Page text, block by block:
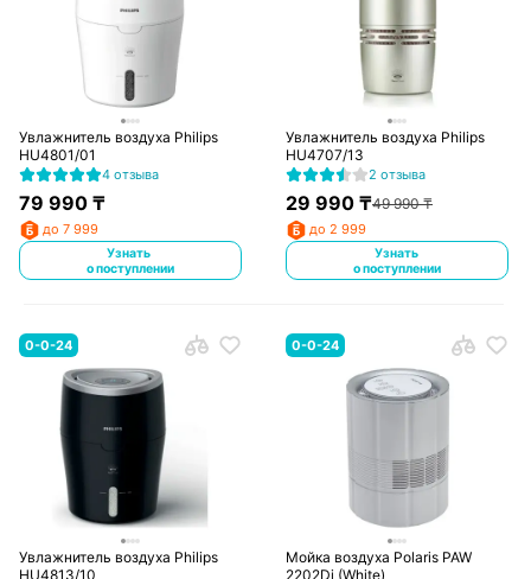
Увлажнитель воздуха Philips
HU4801/01
4 отзыва
79 990₸
до 7 999
Узнать
о поступлении
Увлажнитель воздуха Philips
HU4707/13
2 отзыва
29 990 ₸49 990₸
до 2 999
Узнать
о поступлении
0-0-24
Увлажнитель воздуха Philips
HU4813/10
0-0-24
Мойка воздуха Polaris PAW
2202Di (White)